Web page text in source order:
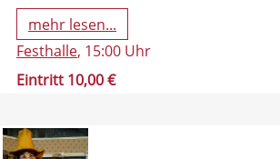
mehr lesen...
Festhalle, 15:00 Uhr
Eintritt 10,00 €